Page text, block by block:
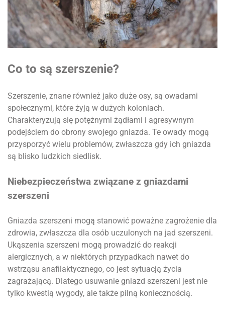
Co to są szerszenie?
Szerszenie, znane również jako duże osy, są owadami
społecznymi, które żyją w dużych koloniach.
Charakteryzują się potężnymi żądłami i agresywnym
podejściem do obrony swojego gniazda. Te owady mogą
przysporzyć wielu problemów, zwłaszcza gdy ich gniazda
są blisko ludzkich siedlisk.
Niebezpieczeństwa związane z gniazdami
szerszeni
Gniazda szerszeni mogą stanowić poważne zagrożenie dla
zdrowia, zwłaszcza dla osób uczulonych na jad szerszeni.
Ukąszenia szerszeni mogą prowadzić do reakcji
alergicznych, a w niektórych przypadkach nawet do
wstrząsu anafilaktycznego, co jest sytuacją życia
zagrażającą. Dlatego usuwanie gniazd szerszeni jest nie
tylko kwestią wygody, ale także pilną koniecznością.